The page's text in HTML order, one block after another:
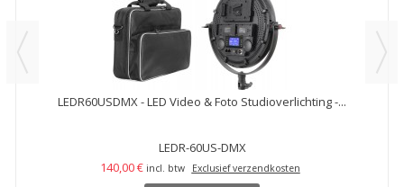
LEDR60USDMX - LED Video & Foto Studioverlichting -...
LEDR-60US-DMX
140,00 € incl. btw Exclusief verzendkosten